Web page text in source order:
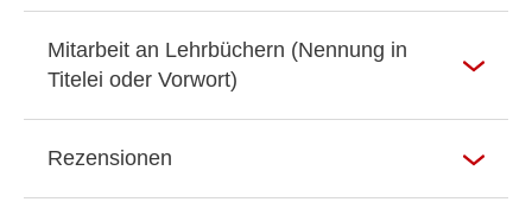
Mitarbeit an Lehrbüchern (Nennung in
Titelei oder Vorwort)
Rezensionen